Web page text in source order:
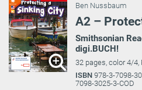
Ben Nussbaum
A2 –
Smithsonian
digi.BUCH!
32 pages, color 4/
ISBN 978-3-7098-
7098-3025-3-COD